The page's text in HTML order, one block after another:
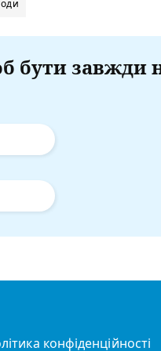
бути завжди
конфіденційності